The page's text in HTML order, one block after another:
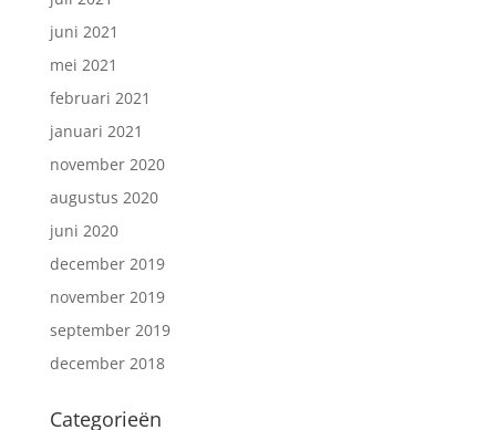
juni 2021
mei 2021
februari 2021
januari 2021
november 2020
augustus 2020
juni 2020
december 2019
november 2019
september 2019
december 2018
Categorieën